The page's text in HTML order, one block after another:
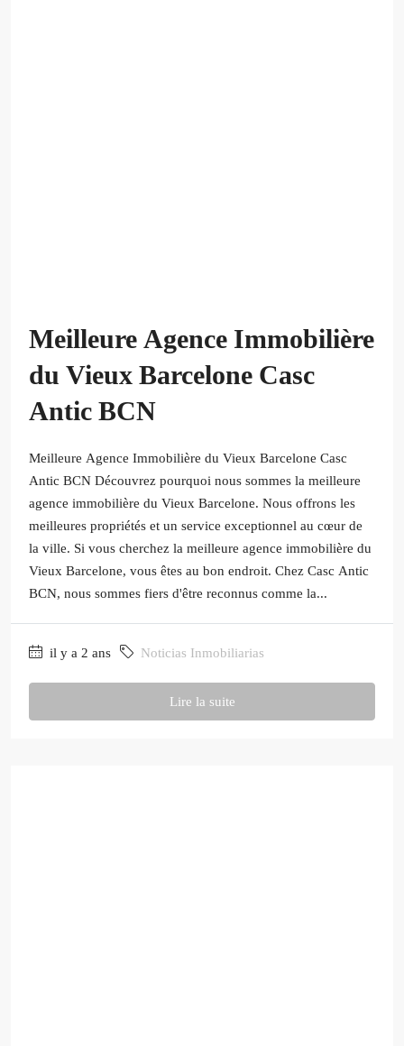
Meilleure Agence Immobilière
du Vieux Barcelone Casc
Antic BCN
Meilleure Agence Immobilière du Vieux Barcelone Casc
Antic BCN Découvrez pourquoi nous sommes la meilleure
agence immobilière du Vieux Barcelone. Nous offrons les
meilleures propriétés et un service exceptionnel au cœur de
la ville. Si vous cherchez la meilleure agence immobilière du
Vieux Barcelone, vous êtes au bon endroit. Chez Casc Antic
BCN, nous sommes fiers d'être reconnus comme la...
il y a 2 ans Noticias Inmobiliarias
Lire la suite